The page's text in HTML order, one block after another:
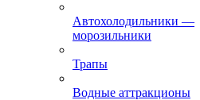
Автохолодильники —
морозильники
Трапы
Водные аттракционы